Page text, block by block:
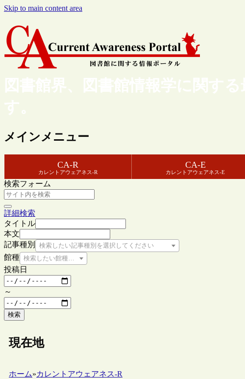
Skip to main content area
図書館界、図書館情報学に関す
す。
メインメニュー
CA-R
カレントアウェアネス-R
CA-E
カレントアウェアネス-E
検索フォーム
詳細検索
タイトル
本文
記事種別
検索したい記事種別を選択してください
館種 検索したい館種を選択してください
投稿日
～
検索
現在地
ホーム»カレントアウェアネス-R